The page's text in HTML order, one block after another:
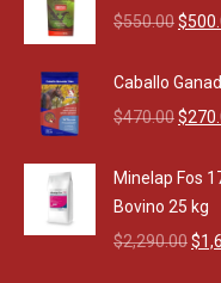
$550.00
was:
$
Caballo
$470.00
was:
$
Minelap Fos
Bovino 25 kg
$2,290.00$